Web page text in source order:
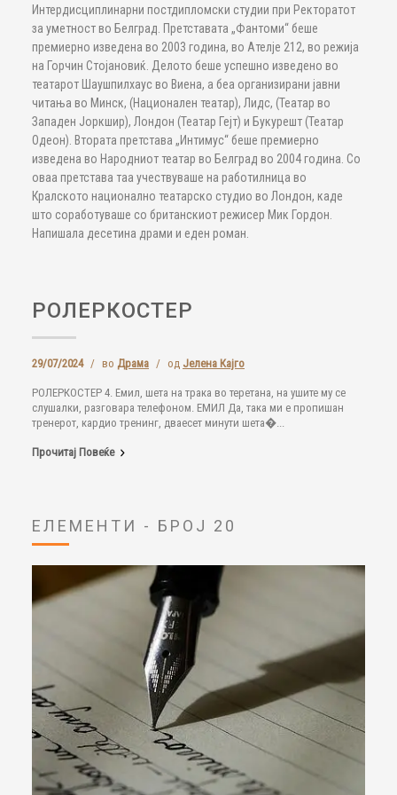
Интердисциплинарни постдипломски студии при Ректоратот
за уметност во Белград. Претставата „Фантоми“ беше
премиерно изведена во 2003 година, во Ателје 212, во режија
на Горчин Стојановиќ. Делото беше успешно изведено во
театарот Шаушпилхаус во Виена, а беа организирани јавни
читања во Минск, (Национален театар), Лидс, (Театар во
Западен Јоркшир), Лондон (Театар Гејт) и Букурешт (Театар
Одеон). Втората претстава „Интимус“ беше премиерно
изведена во Народниот театар во Белград во 2004 година. Со
оваа претстава таа учествуваше на работилница во
Кралското национално театарско студио во Лондон, каде
што соработуваше со британскиот режисер Мик Гордон.
Напишала десетина драми и еден роман.
РОЛЕРКОСТЕР
29/07/2024 / во Драма / од Јелена Кајго
РОЛЕРКОСТЕР 4. Емил, шета на трака во теретана, на ушите му се
слушалки, разговара телефоном. ЕМИЛ Да, така ми е пропишан
тренерот, кардио тренинг, дваесет минути шета�...
Прочитај Повеќе
ЕЛЕМЕНТИ - БРОЈ 20